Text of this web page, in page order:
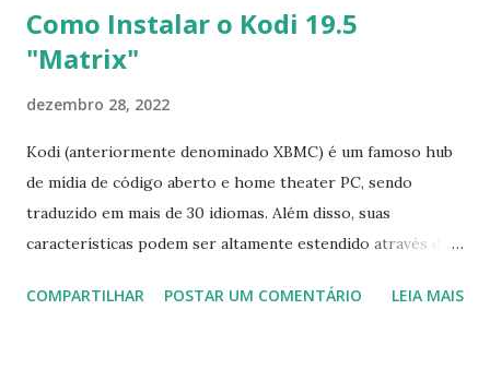
Como Instalar o Kodi 19.5
"Matrix"
dezembro 28, 2022
Kodi (anteriormente denominado XBMC) é um famoso hub
de mídia de código aberto e home theater PC, sendo
traduzido em mais de 30 idiomas. Além disso, suas
características podem ser altamente estendido através de
(personal video recorder). A versão final do Kodi 19.5
COMPARTILHAR POSTAR UM COMENTÁRIO LEIA MAIS